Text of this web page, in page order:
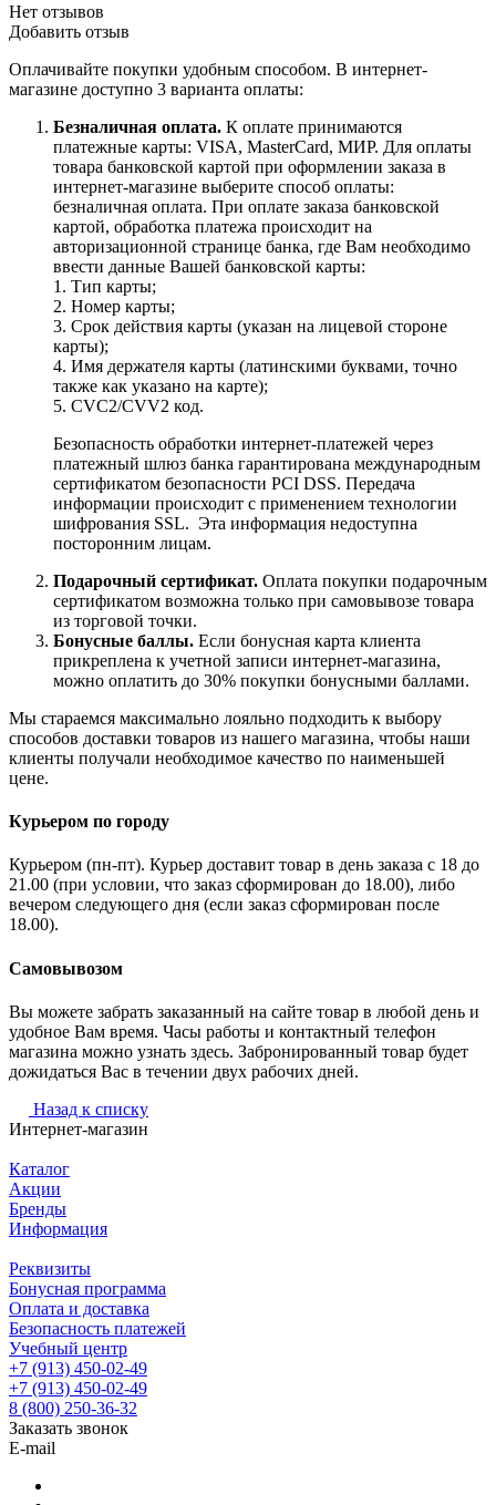
Нет отзывов
Добавить отзыв
Оплачивайте покупки удобным способом. В интернет-
магазине доступно 3 варианта оплаты:
Безналичная оплата. К оплате принимаются
платежные карты: VISA, MasterCard, МИР. Для оплаты
товара банковской картой при оформлении заказа в
интернет-магазине выберите способ оплаты:
безналичная оплата. При оплате заказа банковской
картой, обработка платежа происходит на
авторизационной странице банка, где Вам необходимо
ввести данные Вашей банковской карты:
1. Тип карты;
2. Номер карты;
3. Срок действия карты (указан на лицевой стороне
карты);
4. Имя держателя карты (латинскими буквами, точно
также как указано на карте);
5. CVC2/CVV2 код.
Безопасность обработки интернет-платежей через
платежный шлюз банка гарантирована международным
сертификатом безопасности PCI DSS. Передача
информации происходит с применением технологии
шифрования SSL. Эта информация недоступна
посторонним лицам.
Подарочный сертификат. Оплата покупки подарочным
сертификатом возможна только при самовывозе товара
из торговой точки.
Бонусные баллы. Если бонусная карта клиента
прикреплена к учетной записи интернет-магазина,
можно оплатить до 30% покупки бонусными баллами.
Мы стараемся максимально лояльно подходить к выбору
способов доставки товаров из нашего магазина, чтобы наши
клиенты получали необходимое качество по наименьшей
цене.
Курьером по городу
Курьером (пн-пт). Курьер доставит товар в день заказа с 18 до
21.00 (при условии, что заказ сформирован до 18.00), либо
вечером следующего дня (если заказ сформирован после
18.00).
Самовывозом
Вы можете забрать заказанный на сайте товар в любой день и
удобное Вам время. Часы работы и контактный телефон
магазина можно узнать здесь. Забронированный товар будет
дожидаться Вас в течении двух рабочих дней.
Назад к списку
Интернет-магазин
Каталог
Акции
Бренды
Информация
Реквизиты
Бонусная программа
Оплата и доставка
Безопасность платежей
Учебный центр
+7 (913) 450-02-49
+7 (913) 450-02-49
8 (800) 250-36-32
Заказать звонок
E-mail